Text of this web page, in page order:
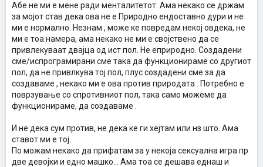
Абе не ми е мене ради менталитетот. Ама некако се држам
за мојот став дека ова не е Природно ендоставно дури и не
ми е нормално. Незнам , може ке повредам некој овдека, не
ми е тоа намера, ама некако не ми е својствено да се
привлекуваат двајца од ист пол. Не еприродно. Создадени
сме/испрограмирани сме така да функционираме со другиот
пол, да не привлкува тој пол, плус создадени сме за да
создаваме , некако ми е ова против природата . Потребно е
поврзување со спротивниот пол, така само можеме да
функционираме, да создаваме .
И не дека сум против, не дека ке ги хејтам или нз што. Ама
ставот ми е тој.
По можам некако да прифатам за у некоја сексуална игра пр
две девојки и едно машко... Ама тоа се дешава еднаш и